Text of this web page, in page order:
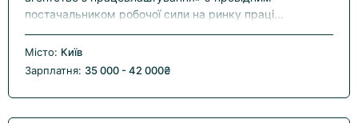
постачальником робочої сили на ринку праці...
Місто: Київ
Зарплатня: 35 000 - 42 000₴